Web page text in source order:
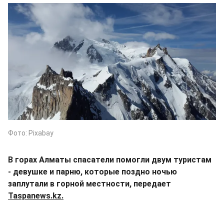
Фото: Pixabay
В горах Алматы спасатели помогли двум туристам
- девушке и парню, которые поздно ночью
заплутали в горной местности, передает
Taspanews.kz.